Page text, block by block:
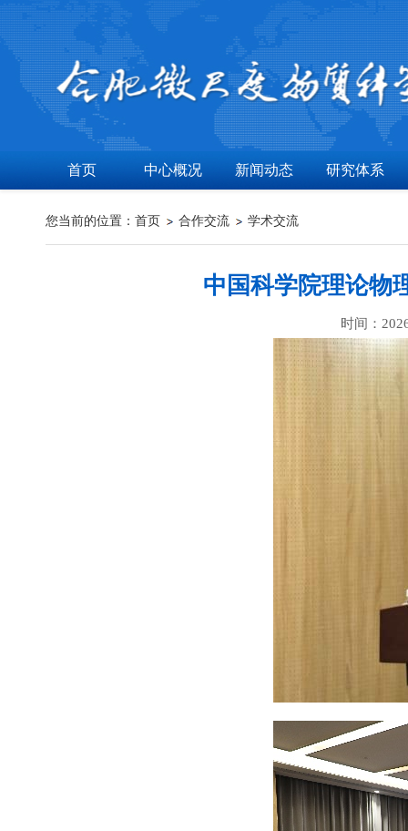
首页 中心概况 新闻动态 研究体系
您当前的位置： 首页 合作交流 学术交流
中国科学院理论物
时间：